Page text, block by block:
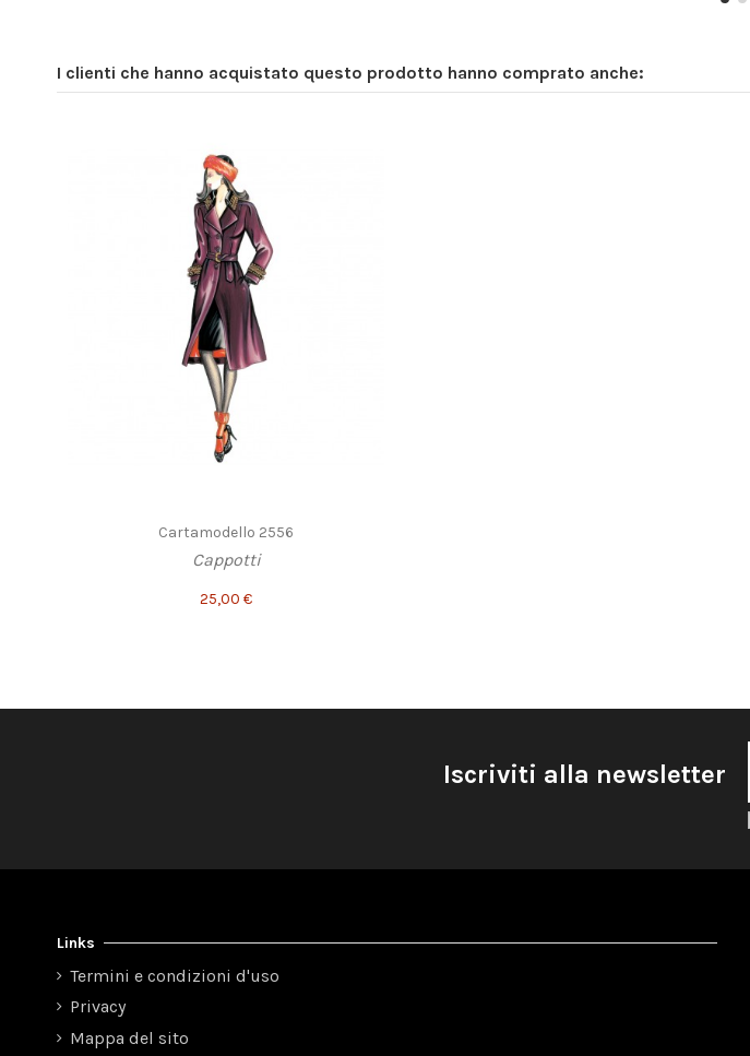
I clienti che hanno acquistato questo prodotto hanno comprato anche:
Cartamodello 2556
Cappotti
25,00 €
Iscriviti alla newsletter
Links
Termini e condizioni d'uso
Privacy
Mappa del sito